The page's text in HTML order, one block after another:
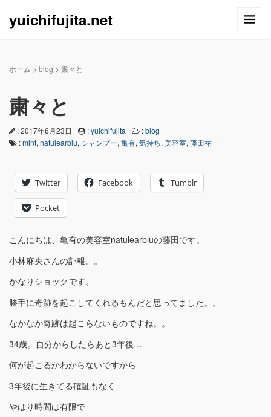
yuichifujita.net
ホーム > blog > 粛々と
粛々と
: 2017年6月23日 :yuichifujita :blog
:mint, natulearblu, シャンプー, 亀有, 気持ち, 美容室, 藤田祐一
Twitter Facebook Tumblr
Pocket
こんにちは、亀有の美容室natulearbluの藤田です。
小林麻央さんの訃報。。
かなりショックです。
勝手に奇跡を起こしてくれるもんだと思ってました。。
なかなか奇跡は起こらないものですね。。
34歳。自分からしたらあと3年後…
何が起こるかわからないですから
3年後に生きてる確証もなく
やはり時間は有限で